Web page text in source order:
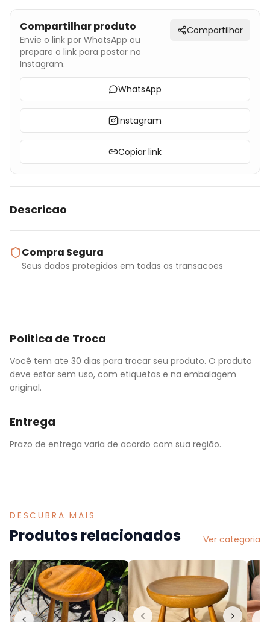
Compartilhar produto
Envie o link por WhatsApp ou
prepare o link para postar no
Instagram.
Compartilhar
WhatsApp
Instagram
Copiar link
Descricao
Compra Segura
Seus dados protegidos em todas as transacoes
Politica de Troca
Você tem ate 30 dias para trocar seu produto. O produto
deve estar sem uso, com etiquetas e na embalagem
original.
Entrega
Prazo de entrega varia de acordo com sua região.
DESCUBRA MAIS
Produtos relacionados Ver categoria